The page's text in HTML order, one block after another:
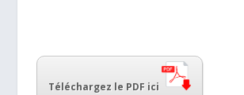
Téléchargez le PDF ici